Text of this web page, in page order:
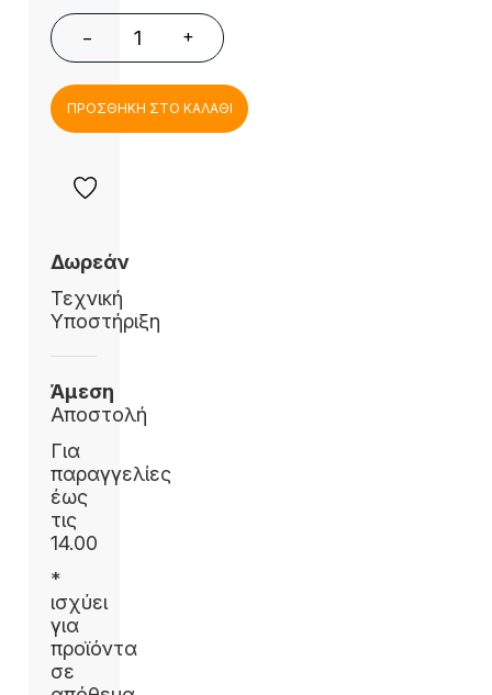
− +
ΠΡΟΣΘΗΚΗ ΣΤΟ ΚΑΛΑΘΙ
Δωρεάν
Τεχνική
Υποστήριξη
Άμεση
Αποστολή
Για
παραγγελίες
έως
τις
14.00
*
ισχύει
για
προϊόντα
σε